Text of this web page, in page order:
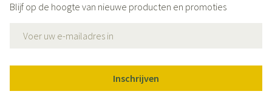
Blijf op de hoogte van nieuwe producten en promoties
Inschrijven